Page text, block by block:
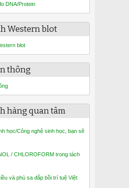
Western blot
thông
hàng quan tâm
học/Công nghệ sinh học, bạn sẽ
/ CHLOROFORM trong tách
và phù sa đắp bồi trí tuệ Việt